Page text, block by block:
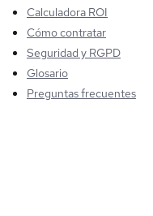
Calculadora ROI
Cómo contratar
Seguridad y RGPD
Glosario
Preguntas frecuentes